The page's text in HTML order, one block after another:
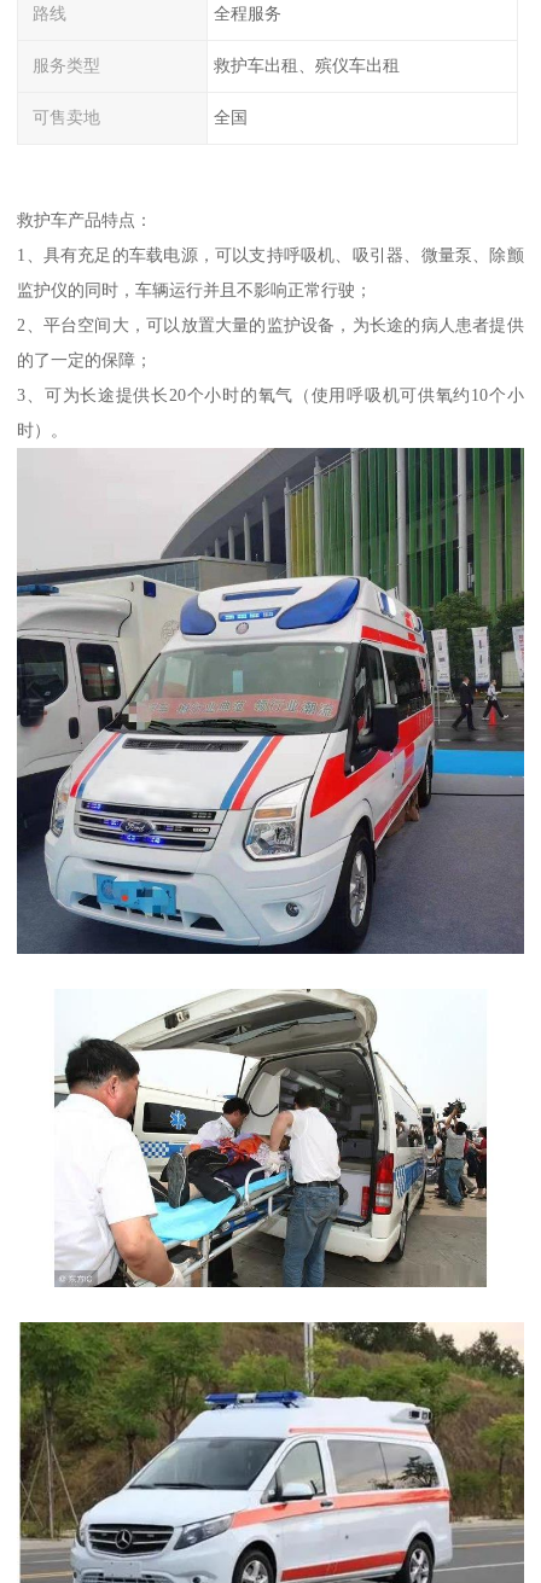
路线 全程服务
服务类型 救护车出租、殡仪车出租
可售卖地 全国
救护车产品特点：
1、具有充足的车载电源，可以支持呼吸机、吸引器、微量泵、除颤
监护仪的同时，车辆运行并且不影响正常行驶；
2、平台空间大，可以放置大量的监护设备，为长途的病人患者提供
的了一定的保障；
3、可为长途提供长20个小时的氧气（使用呼吸机可供氧约10个小
时）。